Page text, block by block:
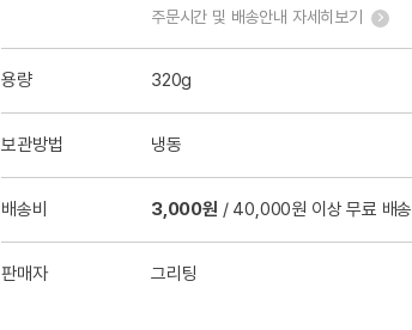
주문시간 및 배송안내 자세히보기
용량 320g
보관방법 냉동
배송비 3,000원 / 40,000원 이상 무료 배송
판매자 그리팅